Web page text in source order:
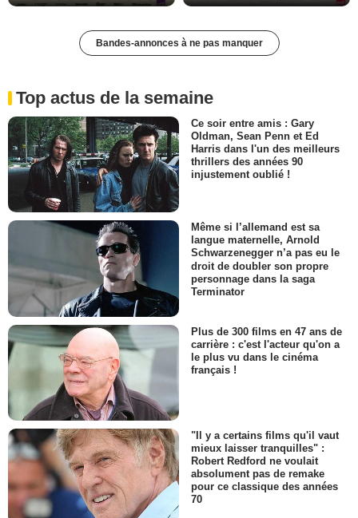
Bandes-annonces à ne pas manquer
Top actus de la semaine
Ce soir entre amis : Gary
Oldman, Sean Penn et Ed
Harris dans l'un des meilleurs
thrillers des années 90
injustement oublié !
Même si l’allemand est sa
langue maternelle, Arnold
Schwarzenegger n’a pas eu le
droit de doubler son propre
personnage dans la saga
Terminator
Plus de 300 films en 47 ans de
carrière : c'est l'acteur qu'on a
le plus vu dans le cinéma
français !
"Il y a certains films qu'il vaut
mieux laisser tranquilles" :
Robert Redford ne voulait
absolument pas de remake
pour ce classique des années
70